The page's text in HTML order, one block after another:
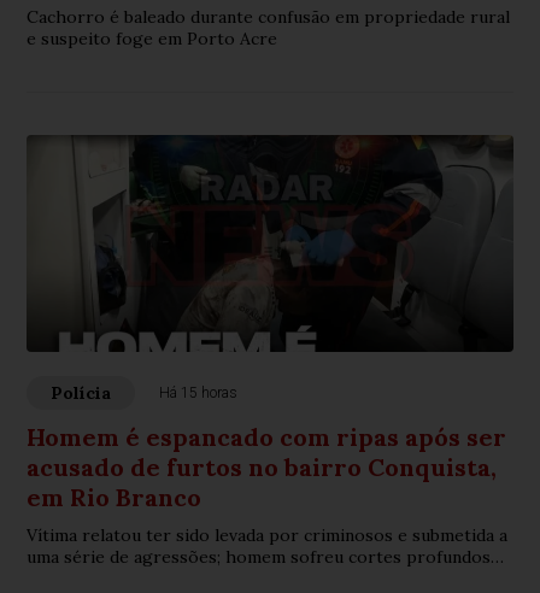
Cachorro é baleado durante confusão em propriedade rural
e suspeito foge em Porto Acre
Polícia Há 15 horas
Homem é espancado com ripas após ser
acusado de furtos no bairro Conquista,
em Rio Branco
Vítima relatou ter sido levada por criminosos e submetida a
uma série de agressões; homem sofreu cortes profundos